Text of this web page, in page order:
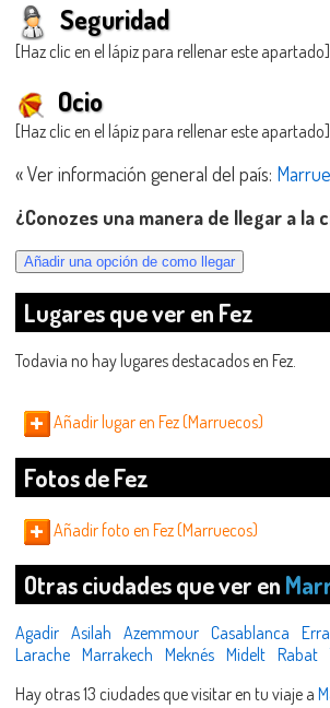
Seguridad
[Haz clic en el lápiz para rellenar este apartado]
Ocio
[Haz clic en el lápiz para rellenar este apartado]
« Ver información general del país:
¿Conozes una manera de llegar a la
Lugares que ver en Fez
Todavia no hay lugares destacados en Fez.
Añadir lugar en Fez (Marruecos)
Fotos de Fez
Añadir foto en Fez (Marruecos)
Otras ciudades que ver en
Agadir Asilah Azemmour Casablanca
Larache Marrakech Meknés Midelt Rabat
Hay otras 13 ciudades que visitar en tu viaje a